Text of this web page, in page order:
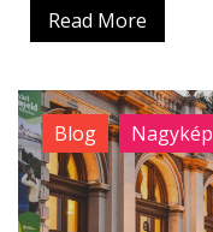
Read More
Blog Nagykép